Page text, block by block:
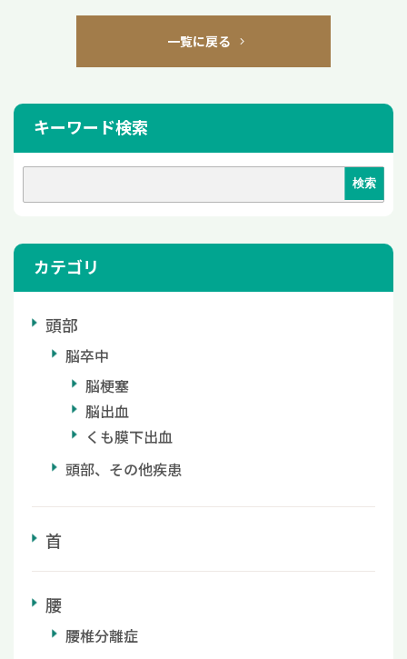
一覧に戻る
キーワード検索
カテゴリ
頭部
脳卒中
脳梗塞
脳出血
くも膜下出血
頭部、その他疾患
首
腰
腰椎分離症